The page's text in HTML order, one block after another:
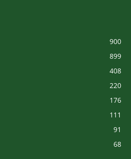
900
899
408
220
176
111
91
68